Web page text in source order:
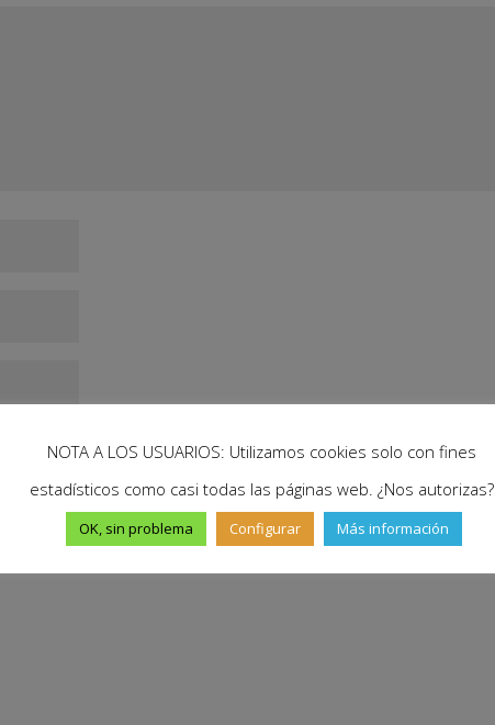
NOTA A LOS USUARIOS: Utilizamos cookies solo con fines
estadísticos como casi todas las páginas web. ¿Nos autorizas?
OK, sin problema Configurar Más información